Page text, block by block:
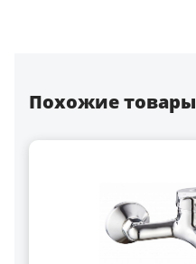
Похожие товары